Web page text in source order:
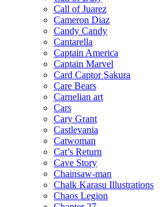
Call of Juarez
Cameron Diaz
Candy Candy
Cantarella
Captain America
Captain Marvel
Card Captor Sakura
Care Bears
Carnelian art
Cars
Cary Grant
Castlevania
Catwoman
Cat’s Return
Cave Story
Chainsaw-man
Chalk Karasu Illustrations
Chaos Legion